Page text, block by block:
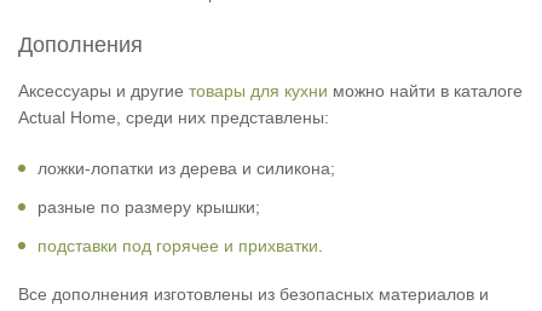
Дополнения
Аксессуары и другие товары для кухни можно найти в каталоге
Actual Home, среди них представлены:
ложки-лопатки из дерева и силикона;
разные по размеру крышки;
подставки под горячее и прихватки
Все дополнения изготовлены из безопасных материалов и